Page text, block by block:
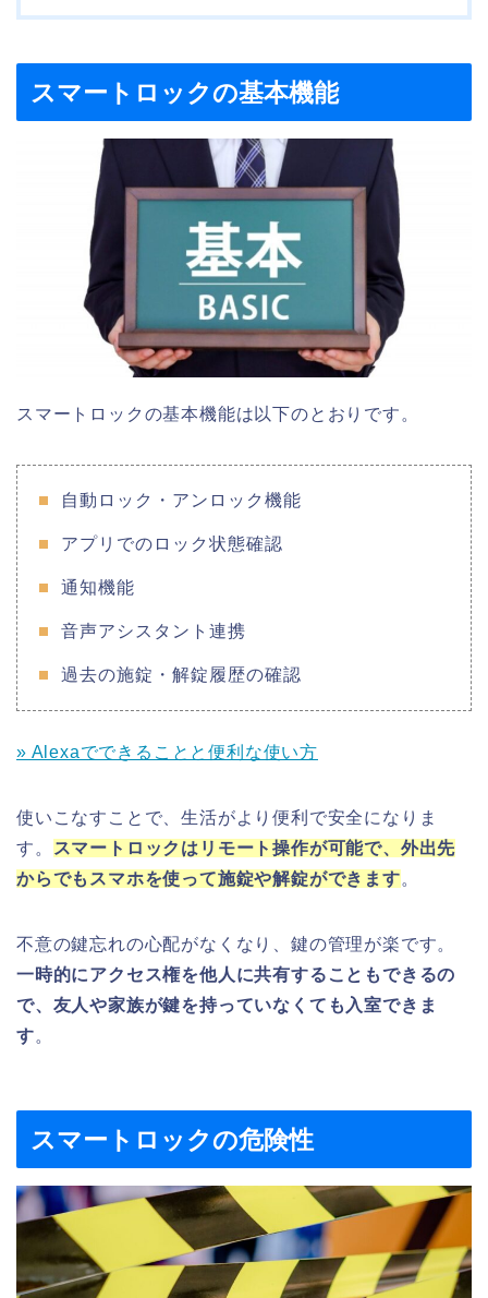
スマートロックの基本機能
スマートロックの基本機能は以下のとおりです。
自動ロック・アンロック機能
アプリでのロック状態確認
通知機能
音声アシスタント連携
過去の施錠・解錠履歴の確認
» Alexaでできることと便利な使い方
使いこなすことで、生活がより便利で安全になりま
す。
スマートロックはリモート操作が可能で、外出先
からでもスマホを使って施錠や解錠ができます。
不意の鍵忘れの心配がなくなり、鍵の管理が楽です。
一時的にアクセス権を他人に共有することもできるの
で、友人や家族が鍵を持っていなくても入室できま
す。
スマートロックの危険性